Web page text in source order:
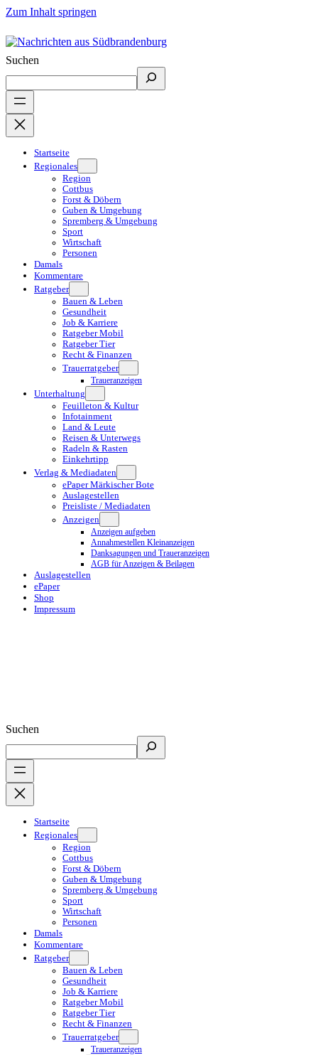
Zum Inhalt springen
Suchen
Startseite
Regionales
Region
Cottbus
Forst & Döbern
Guben & Umgebung
Spremberg & Umgebung
Sport
Wirtschaft
Personen
Damals
Kommentare
Ratgeber
Bauen & Leben
Gesundheit
Job & Karriere
Ratgeber Mobil
Ratgeber Tier
Recht & Finanzen
Trauerratgeber
Traueranzeigen
Unterhaltung
Feuilleton & Kultur
Infotainment
Land & Leute
Reisen & Unterwegs
Radeln & Rasten
Einkehrtipp
Verlag & Mediadaten
ePaper Märkischer Bote
Auslagestellen
Preisliste / Mediadaten
Anzeigen
Anzeigen aufgeben
Annahmestellen Kleinanzeigen
Danksagungen und Traueranzeigen
AGB für Anzeigen & Beilagen
Auslagestellen
ePaper
Shop
Impressum
Suchen
Startseite
Regionales
Region
Cottbus
Forst & Döbern
Guben & Umgebung
Spremberg & Umgebung
Sport
Wirtschaft
Personen
Damals
Kommentare
Ratgeber
Bauen & Leben
Gesundheit
Job & Karriere
Ratgeber Mobil
Ratgeber Tier
Recht & Finanzen
Trauerratgeber
Traueranzeigen